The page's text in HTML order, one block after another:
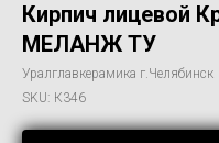
Кирпич лицевой
МЕЛАНЖ ТУ
Уралглавкерамика г.Челябинск
SKU: К346